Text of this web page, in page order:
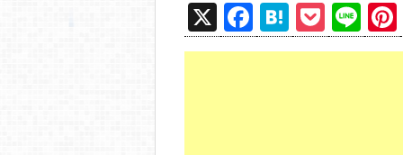
X
F
a
H
at
P
o
Li
n